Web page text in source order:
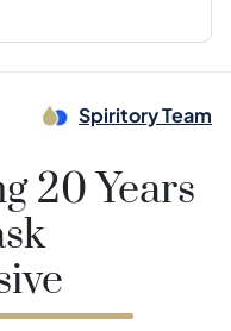
Spiritory Team
20 Years